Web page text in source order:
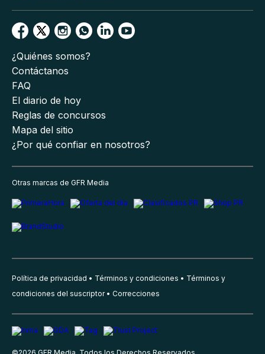
¿Quiénes somos?
Contáctanos
FAQ
El diario de hoy
Reglas de concursos
Mapa del sitio
¿Por qué confiar en nosotros?
Otras marcas de GFR Media
Política de privacidad Términos y condiciones
Términos y
condiciones del suscriptor
Correcciones